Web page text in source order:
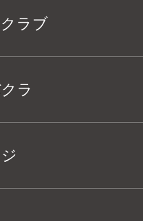
ラブ
ラ